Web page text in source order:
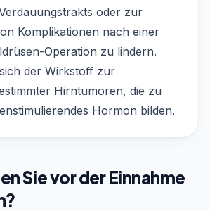
oder zur
Komplikationen nach einer
Operation zu lindern.
der Wirkstoff zur
Hirntumoren, die zu
Hormon bilden.
Sie vor der Einnahme